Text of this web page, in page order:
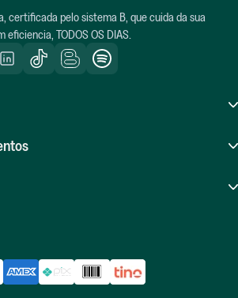
certificada pelo sistema B, que cuida da sua
TODOS OS DIAS.